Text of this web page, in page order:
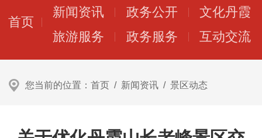
首页
新闻资讯 政务公开
文化丹霞
旅游服务
政务服务 互动交流
您当前的位置： 首页 / 新闻资讯 / 景区动态